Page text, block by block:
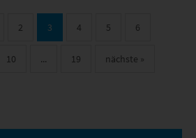
2 3 4 5 6
10 ... 19 nächste »